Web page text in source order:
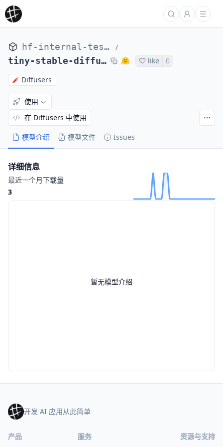
hf-internal-testing /
tiny-stable-diffusion-lms-pipe like
0
Diffusers
模型介绍 模型文件 Issues
使用
在 Diffusers 中使用
暂无模型介绍
详细信息
最近一个月下载量
3
开发 AI 应用从此简单
产品 服务 资源与支持